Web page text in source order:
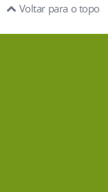
Voltar para o topo